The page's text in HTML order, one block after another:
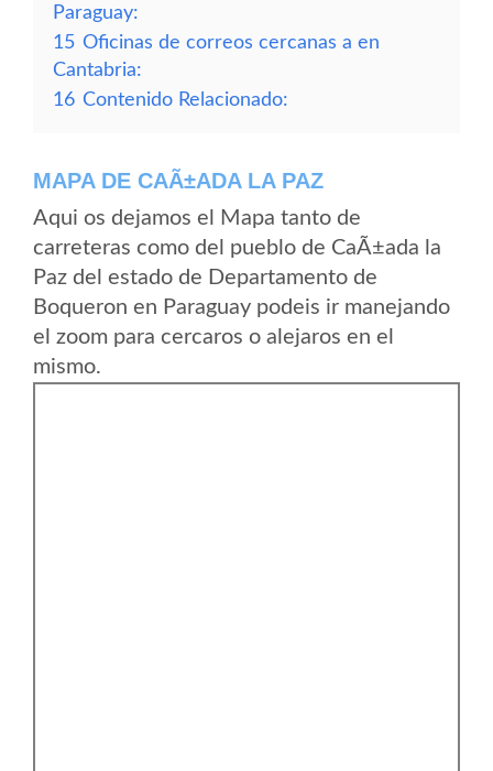
Paraguay:
15 Oficinas de correos cercanas a en
Cantabria:
16 Contenido Relacionado:
MAPA DE CAÃ±ADA LA PAZ
Aqui os dejamos el Mapa tanto de
carreteras como del pueblo de CaÃ±ada la
Paz del estado de Departamento de
Boqueron en Paraguay podeis ir manejando
el zoom para cercaros o alejaros en el
mismo.